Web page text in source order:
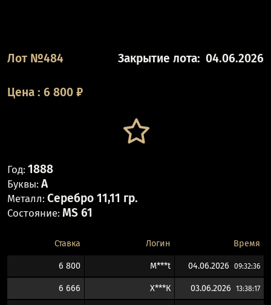
Лот №484 Закрытие лота: 04.06.2026
Цена : 6 800 ₽
Год: 1888
Буквы: A
Металл: Серебро 11,11 гр.
Состояние: MS 61
Ставка Логин Время
6 800 M***t 04.06.2026 09:32:36
6 666 Х***К 03.06.2026 13:38:17